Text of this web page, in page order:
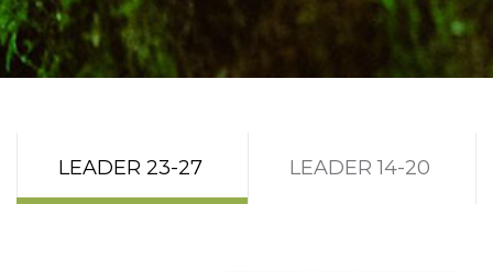
LEADER 23-27 LEADER 14-20